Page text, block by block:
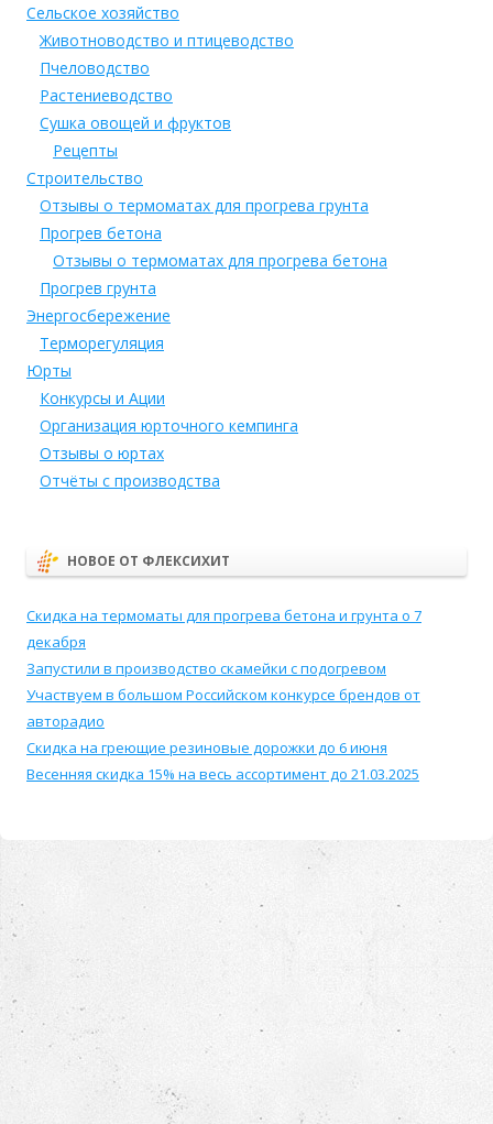
Сельское хозяйство
Животноводство и птицеводство
Пчеловодство
Растениеводство
Сушка овощей и фруктов
Рецепты
Строительство
Отзывы о термоматах для прогрева грунта
Прогрев бетона
Отзывы о термоматах для прогрева бетона
Прогрев грунта
Энергосбережение
Терморегуляция
Юрты
Конкурсы и Ации
Организация юрточного кемпинга
Отзывы о юртах
Отчёты с производства
НОВОЕ ОТ ФЛЕКСИХИТ
Скидка на термоматы для прогрева бетона и грунта о 7
декабря
Запустили в производство скамейки с подогревом
Участвуем в большом Российском конкурсе брендов от
авторадио
Скидка на греющие резиновые дорожки до 6 июня
Весенняя скидка 15% на весь ассортимент до 21.03.2025